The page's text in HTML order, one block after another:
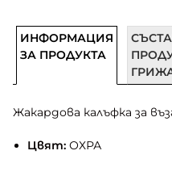
ИНФОРМАЦИЯ
ЗА ПРОДУКТА
Жакардова калъфка за
Цвят:ОХРА